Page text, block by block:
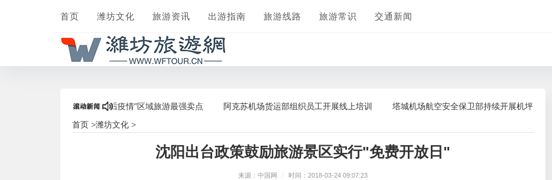
首页 潍坊文化 旅游资讯 出游指南 旅游线路 旅游常识 交通新闻
心飞”人气爆棚，打造“后疫情”区域旅游最强卖点 阿克苏机场货运部组织员工开展线上培训 塔城机场航空安全保卫部持续开展机坪FOD清理工作
首页 >潍坊文化 >
沈阳出台政策鼓励旅游景区实行"免费开放日"
来源：中国网 / 时间：2018-03-24 09:07:23